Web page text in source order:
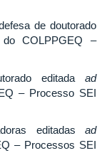
de doutorado
COLPPGEQ –
editada ad
– Processo SEI
editadas ad
– Processos SEI